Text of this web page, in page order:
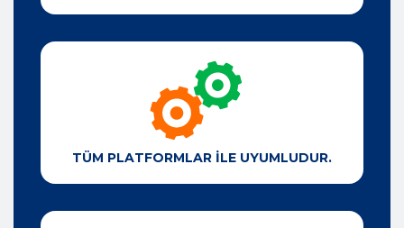
TÜM PLATFORMLAR İLE UYUMLUDUR.